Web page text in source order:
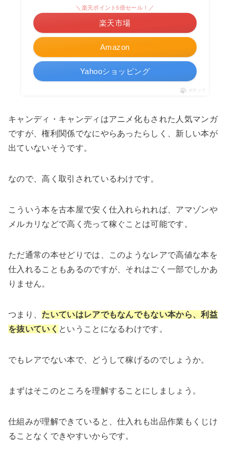
Amazon
＼楽天ポイント5倍セール！／
楽天市場
Yahooショッピング
ポチップ
キャンディ・キャンディはアニメ化もされた人気マンガ
ですが、権利関係でなにやらあったらしく、新しい本が
出ていないそうです。
なので、高く取引されているわけです。
こういう本を古本屋で安く仕入れられれば、アマゾンや
メルカリなどで高く売って稼ぐことは可能です。
ただ通常の本せどりでは、このようなレアで高値な本を
仕入れることもあるのですが、それはごく一部でしかあ
りません。
つまり、 たいていはレアでもなんでもない本から、利益
を抜いていく ということになるわけです。
でもレアでない本で、どうして稼げるのでしょうか。
まずはそこのところを理解することにしましょう。
仕組みが理解できていると、仕入れも出品作業もくじけ
ることなくできやすいからです。